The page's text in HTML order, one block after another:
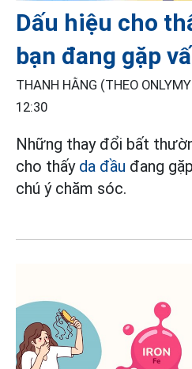
Dấu hiệu cho
bạn đang gặp
THANH HẰNG (THEO
12:30
Những thay đổi bất
cho thấy da đầu đang
chú ý chăm sóc.